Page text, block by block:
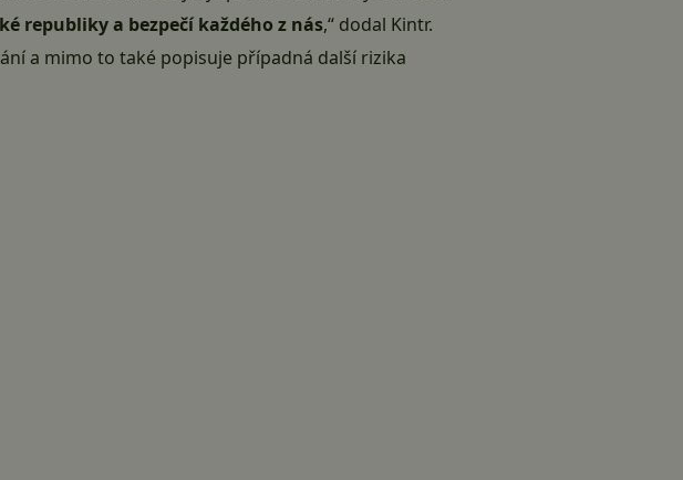
republikya bezpečí každého z nás,“ dodal Kintr.
a mimo to také popisuje případná další rizika